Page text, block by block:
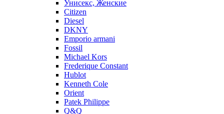
Унисекс, Женские
Citizen
Diesel
DKNY
Emporio armani
Fossil
Michael Kors
Frederique Constant
Hublot
Kenneth Cole
Orient
Patek Philippe
Q&Q